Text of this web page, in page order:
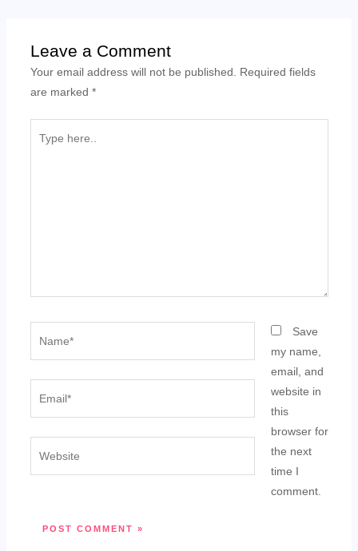
Leave a Comment
Your email address will not be published. Required fields
are marked *
here..
Save
my name,
email, and
website in
this
browser for
the next
time I
comment.